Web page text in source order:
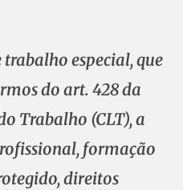
especial, que
do art. 428 da
Trabalho (CLT), a
formação
direitos